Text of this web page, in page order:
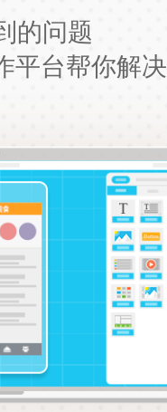
的问题
平台帮你解决